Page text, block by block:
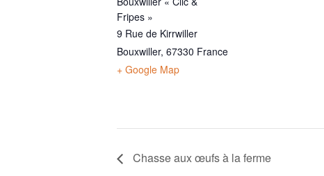
Fripes »
9 Rue de Kirrwiller
Bouxwiller, 67330 France
+ Google Map
Chasse aux œufs à la ferme